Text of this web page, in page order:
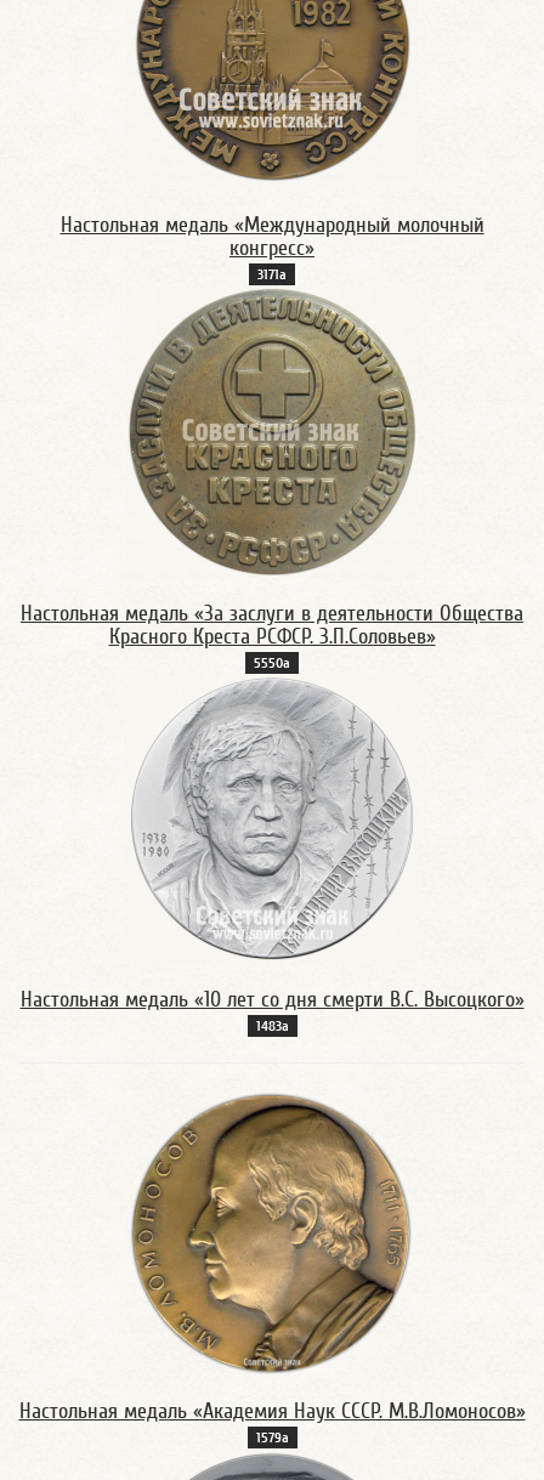
Настольная медаль «Международный молочный
конгресс»
3171а
Настольная медаль «За заслуги в деятельности Общества
Красного Креста РСФСР. З.П.Соловьев»
5550а
Настольная медаль «10 лет со дня смерти В.С. Высоцкого»
1483а
Настольная медаль «Академия Наук СССР. М.В.Ломоносов»
1579а